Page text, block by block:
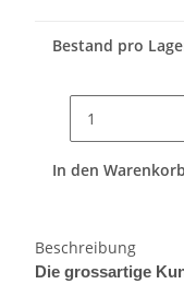
Bestand pro
In den Warenkorb
Beschreibung
Die grossartige